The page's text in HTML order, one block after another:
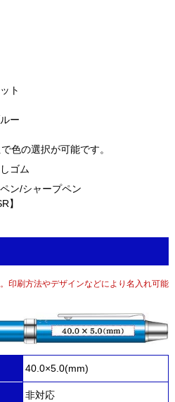
ト
ー
色の選択が可能です。
ゴム
ン/シャープペン
】
印刷方法やデザインなどにより名入れ可能
40.0×5.0(mm)
非対応